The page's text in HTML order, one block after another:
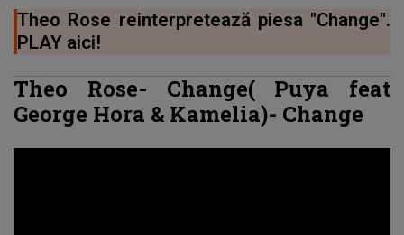
Theo Rose reinterpretează piesa "Change".
PLAY aici!
Theo Rose- Change( Puya feat
George Hora & Kamelia)- Change